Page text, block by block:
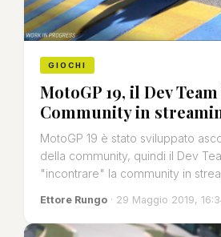
GIOCHI
MotoGP 19, il Dev
Community in
MotoGP 19 è stato sviluppato
della community, quindi il Dev
"incontrare" la community in
Ettore Rungo · 29 Maggio 2019,